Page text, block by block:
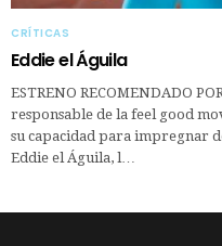
CRÍTICAS
Eddie el Águila
ESTRENO RECOMENDADO
responsable de la feel good
su capacidad para impregnar
Eddie el Águila, l…